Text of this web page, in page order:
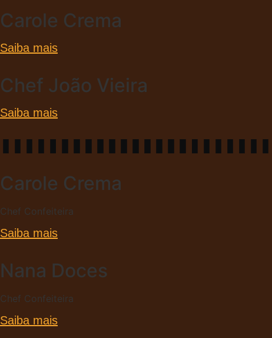
Carole Crema
Saiba mais
Chef João Vieira
Saiba mais
Carole Crema
Chef Confeiteira
Saiba mais
Nana Doces
Chef Confeiteira
Saiba mais